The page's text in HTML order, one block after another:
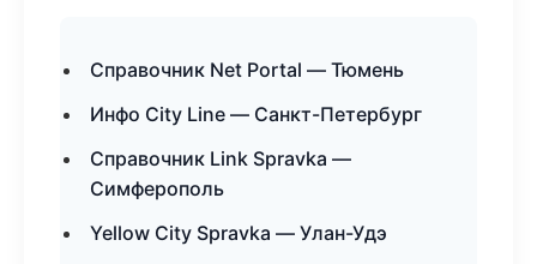
Справочник Net Portal — Тюмень
Инфо City Line — Санкт-Петербург
Справочник Link Spravka —
Симферополь
Yellow City Spravka — Улан-Удэ